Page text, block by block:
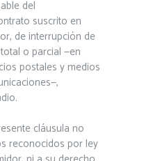
del
suscrito en
de interrupción de
o parcial —en
postales y medios
cláusula no
reconocidos por ley